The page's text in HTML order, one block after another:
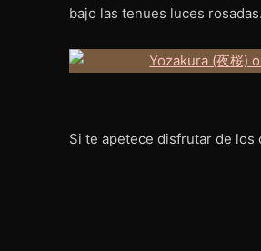
bajo las tenues luces rosadas.
Si te apetece disfrutar de